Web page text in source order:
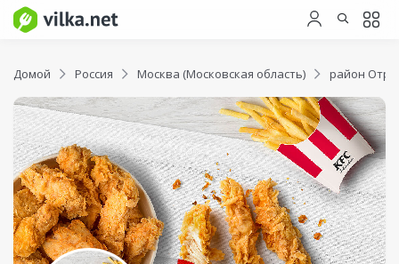
Домой Россия Москва (Московская область) район